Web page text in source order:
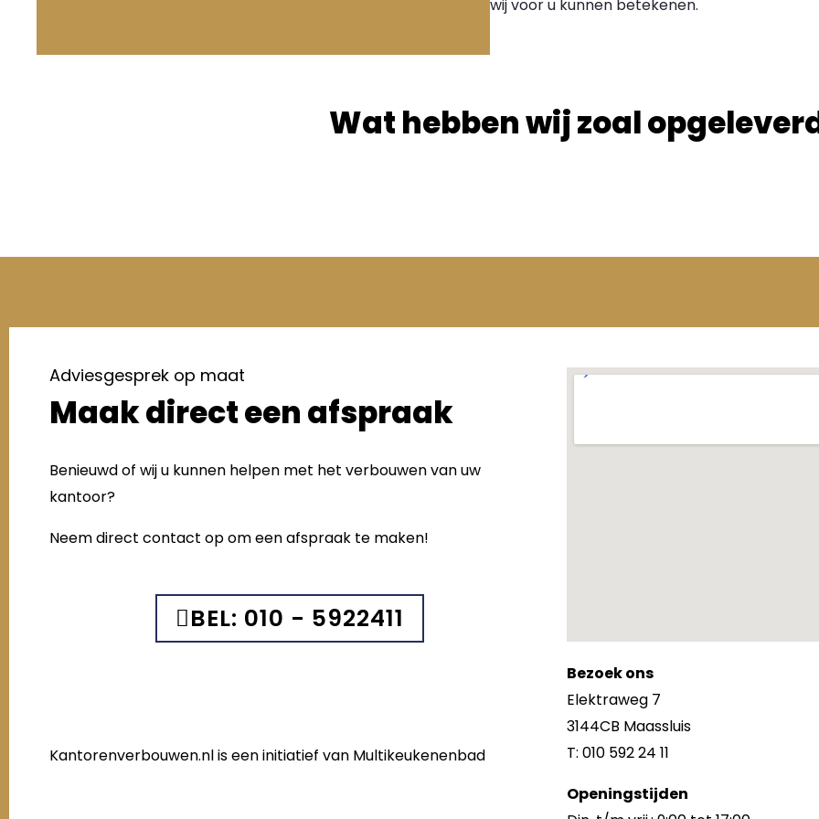
wij voor u kunnen betekenen.
Wat hebben wij zoal
Adviesgesprek op maat
Maak direct een afspraak
Benieuwd of wij u kunnen helpen met het verbouwen van uw
kantoor?
Neem direct contact op om een afspraak te maken!
BEL: 010 - 5922411
Kantorenverbouwen.nl is een initiatief van Multikeukenenbad
Bezoek ons
Elektraweg 7
3144CB Maassluis
T: 010 592 24 11
Openingstijden